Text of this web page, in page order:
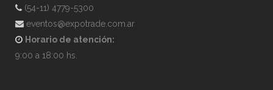
(54-11) 4779-5300
eventos@expotrade.com.ar
Horario de atención:
9:00 a 18:00 hs.